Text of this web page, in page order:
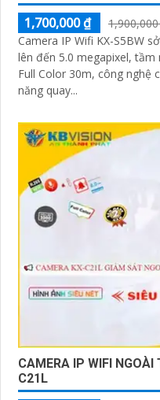
1,700,000 ₫
Camera IP Wifi KX-S5BW
lên đến 5.0 megapixel,
Full Color 30m, công nghệ
năng quay...
CAMERA IP WIFI
C21L